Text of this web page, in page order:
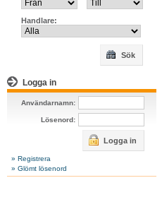
Handlare:
Sök
Logga in
Användarnamn:
Lösenord:
Logga in
» Registrera
» Glömt lösenord